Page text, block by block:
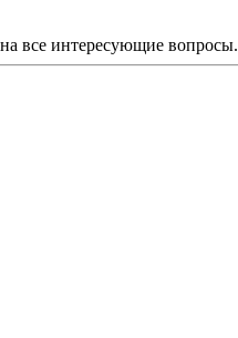
все интересующие вопросы.